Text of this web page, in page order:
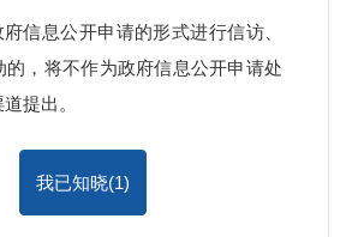
信息公开申请的形式进行信访、
的，将不作为政府信息公开申请处
提出。
我已知晓(1)